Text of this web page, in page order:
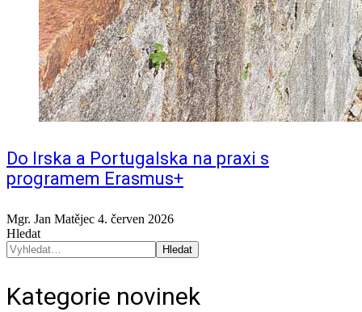
Do Irska a Portugalska na praxi s
programem Erasmus+
Mgr. Jan Matějec 4. červen 2026
Hledat
Hledat
Kategorie novinek